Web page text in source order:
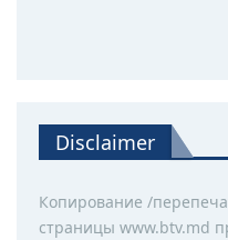
Disclaimer
Копирование /
страницы www.btv.md